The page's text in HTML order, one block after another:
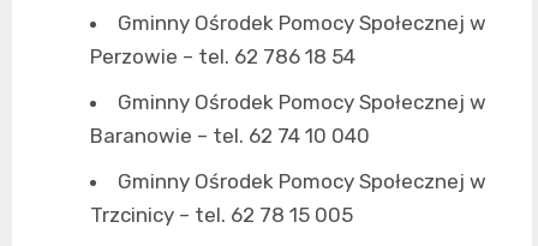
Gminny Ośrodek Pomocy Społecznej w
Perzowie – tel. 62 786 18 54
Gminny Ośrodek Pomocy Społecznej w
Baranowie – tel. 62 74 10 040
Gminny Ośrodek Pomocy Społecznej w
Trzcinicy – tel. 62 78 15 005